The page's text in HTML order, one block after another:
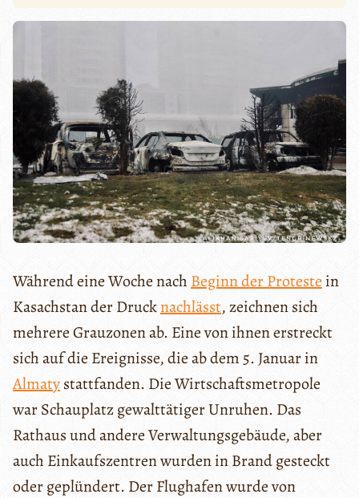
Während eine Woche nach Beginn der Protestein
Kasachstan der Drucknachlässt, zeichnen sich
mehrere Grauzonen ab. Eine von ihnen erstreckt
sich auf die Ereignisse, die ab dem 5. Januar in
Almatystattfanden. Die Wirtschaftsmetropole
war Schauplatz gewalttätiger Unruhen. Das
Rathaus und andere Verwaltungsgebäude, aber
auch Einkaufszentren wurden in Brand gesteckt
oder geplündert. Der Flughafen wurde von